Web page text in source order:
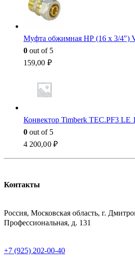
Муфта обжимная НР (16 x 3/4")
0 out of 5
159,00 ₽
Конвектор Timberk TEC.PF3 LE
0 out of 5
4 200,00 ₽
Контакты
Россия, Московская область, г.
Профессиональная, д. 131
+7 (925) 202-00-40